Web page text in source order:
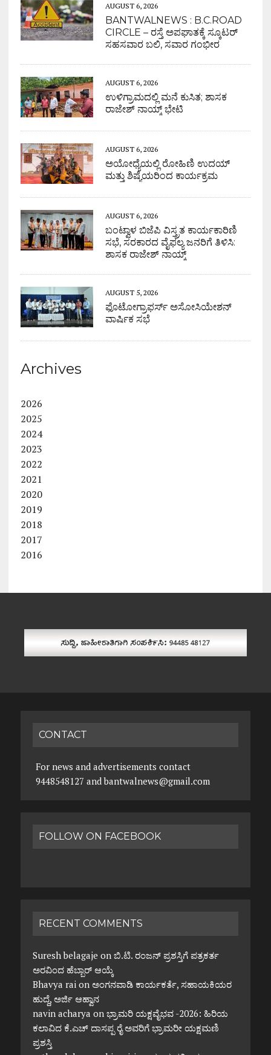
AUGUST 6, 2026
BANTWALNEWS : B.C.ROAD
CIRCLE – ರಸ್ತೆ ಅಪಘಾತಕ್ಕೆ ಸ್ಕೂಟರ್
ಸಹಸವಾರ ಬಲಿ, ಸವಾರ ಗಂಭೀರ
AUGUST 6, 2026
ಉಳಿಗ್ರಾಮದಲ್ಲಿ ಮನೆ ಕುಸಿತ; ಶಾಸಕ
ರಾಜೇಶ್ ನಾಯ್ಕ್ ಭೇಟಿ
AUGUST 6, 2026
ಅಯೋಧ್ಯೆಯಲ್ಲಿ ರೋಹಿಣಿ ಉದಯ್
ಮತ್ತು ಶಿಷ್ಯೆಯರಿಂದ ಕಾರ್ಯಕ್ರಮ
AUGUST 6, 2026
ಬಂಟ್ವಾಳ ಬಿಜೆಪಿ ವಿಸ್ತ್ರತ ಕಾರ್ಯಕಾರಿಣಿ
ಸಭೆ, ಸರಕಾರದ ವೈಫಲ್ಯ ಜನರಿಗೆ ತಿಳಿಸಿ:
ಶಾಸಕ ರಾಜೇಶ್ ನಾಯ್ಕ್
AUGUST 5, 2026
ಫೊಟೋಗ್ರಾಫರ್ಸ್ ಅಸೋಸಿಯೇಶನ್
ವಾರ್ಷಿಕ ಸಭೆ
Archives
2026
2025
2024
2023
2022
2021
2020
2019
2018
2017
2016
CONTACT
For news and advertisements contact
9448548127 and bantwalnews@gmail.com
FOLLOW ON FACEBOOK
RECENT COMMENTS
Suresh belagaje on ಬಿ.ಟಿ. ರಂಜನ್ ಪ್ರಶಸ್ತಿಗೆ ಪತ್ರಕರ್ತ
ಅರವಿಂದ ಹೆಬ್ಬಾರ್ ಆಯ್ಕೆ
Bhavya raion ಅಂಗನವಾಡಿ ಕಾರ್ಯಕರ್ತೆ, ಸಹಾಯಕಿಯರ
ಹುದ್ದೆ, ಅರ್ಜಿ ಆಹ್ವಾನ
navin acharya on ಭ್ರಾಮರಿ ಯಕ್ಷವೈಭವ -2026: ಹಿರಿಯ
ಕಲಾವಿದ ಕೆ.ಎಚ್ ದಾಸಪ್ಪ ರೈ ಅವರಿಗೆ ಭ್ರಾಮರೀ ಯಕ್ಷಮಣಿ
ಪ್ರಶಸ್ತಿ